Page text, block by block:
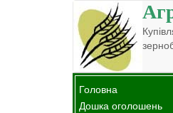
Головна
Дошка оголошень